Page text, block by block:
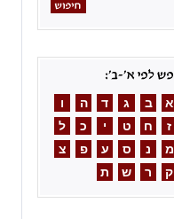
א ב ג ד ה
ו
ז
ח ט י כ
ל
מ
נ ס ע פ
צ
ק
ר ש ת